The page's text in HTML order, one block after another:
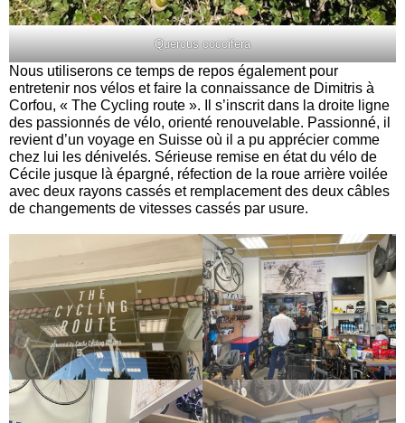
Quercus coccifera
Nous utiliserons ce temps de repos également pour
entretenir nos vélos et faire la connaissance de Dimitris à
Corfou, « The Cycling route ». Il s’inscrit dans la droite ligne
des passionnés de vélo, orienté renouvelable. Passionné, il
revient d’un voyage en Suisse où il a pu apprécier comme
chez lui les dénivelés. Sérieuse remise en état du vélo de
Cécile jusque là épargné, réfection de la roue arrière voilée
avec deux rayons cassés et remplacement des deux câbles
de changements de vitesses cassés par usure.